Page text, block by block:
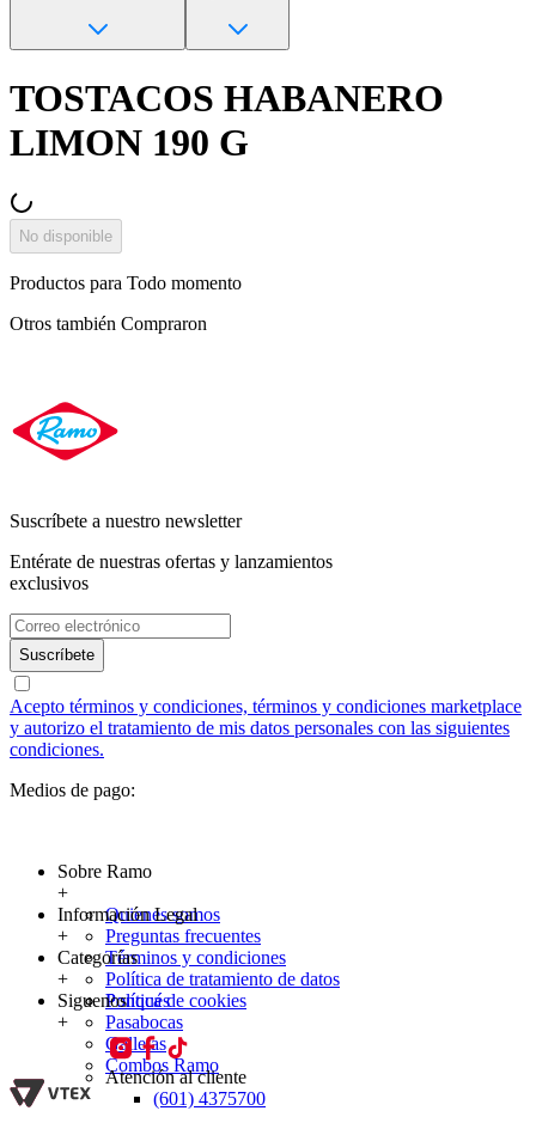
TOSTACOS HABANERO
LIMON 190 G
No disponible
Productos para Todo momento
Otros también Compraron
Suscríbete a nuestro newsletter
Entérate de nuestras ofertas y lanzamientos
exclusivos
Suscríbete
Acepto términos y condiciones, términos y condiciones marketplace
y autorizo el tratamiento de mis datos personales con las siguientes
condiciones.
Medios de pago:
Sobre Ramo
+
Quienes somos
Preguntas frecuentes
Información Legal
+
Términos y condiciones
Política de tratamiento de datos
Política de cookies
Categorías
+
Ponqués
Pasabocas
Galletas
Combos Ramo
Siguenos
+
Atención al cliente
(601) 4375700